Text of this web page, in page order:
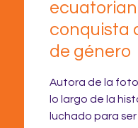
conquista
de género
Autora de la
lo largo de la
luchado para